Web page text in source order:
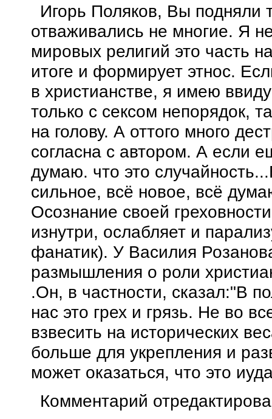
Игорь Поляков, Вы подняли
отваживались не многие. Я
мировых религий это часть
итоге и формирует этнос.
в христианстве, я имею
только с сексом непорядок,
на голову. А оттого много
согласна с автором. А если
думаю. что это
сильное, всё новое, всё
Осознание своей
изнутри, ослабляет и
фанатик). У Василия
размышления о роли
.Он, в частности, сказал:"В
нас это грех и грязь. Не во
взвесить на исторических
больше для укрепления и
может оказаться, что это
Комментарий